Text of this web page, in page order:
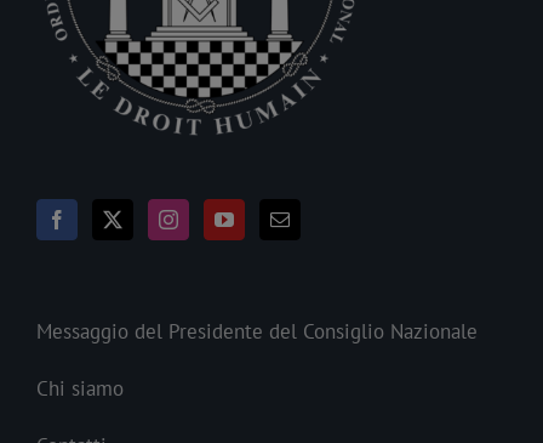
Messaggio del Presidente del Consiglio Nazionale
Chi siamo